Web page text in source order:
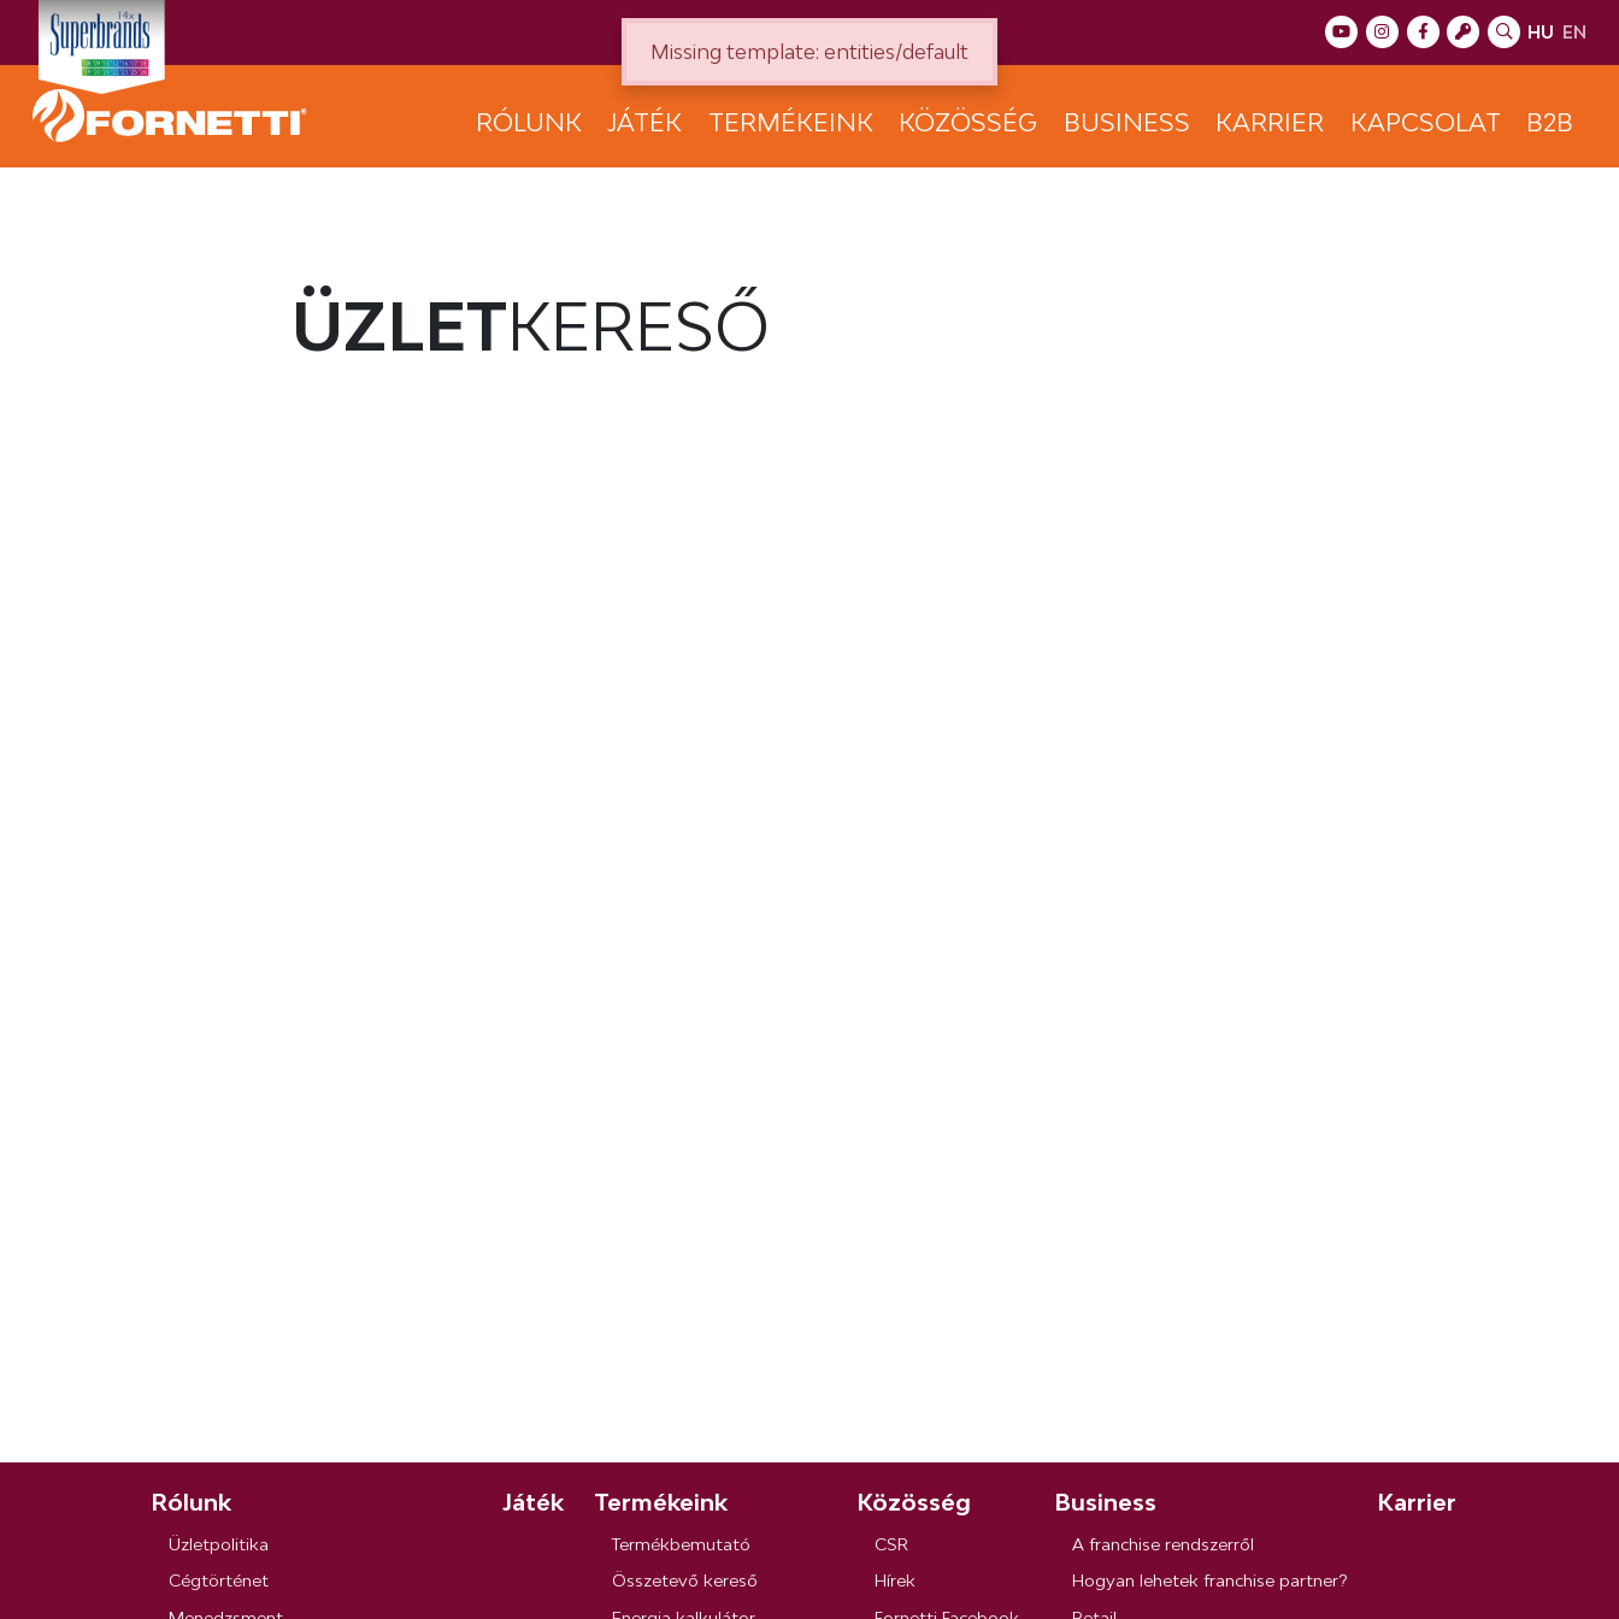
HU EN
RÓLUNK JÁTÉK TERMÉKEINK KÖZÖSSÉG BUSINESS KARRIER KAPCSOLAT B2B
ÜZLETKERESŐ
Rólunk
Üzletpolitika
Cégtörténet
Játék Termékeink
Termékbemutató
Összetevő kereső
Közösség
CSR
Hírek
Business
A franchise rendszerről
Hogyan lehetek franchise partner?
Karrier
Missing template: entities/default